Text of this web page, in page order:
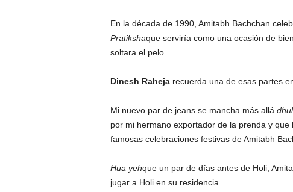
En la década de 1990, Amitabh Bachchan
Pratikshaque serviría como una ocasión de
soltara el pelo.
Dinesh Rahejarecuerda una de esas partes
Mi nuevo par de jeans se mancha más allá
por mi hermano exportador de la prenda y
famosas celebraciones festivas de Amitabh
Hua yehque un par de días antes de Holi,
jugar a Holi en su residencia.